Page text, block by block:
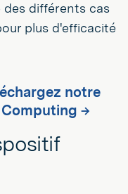
des différents cas
plus d'efficacité
notre
→